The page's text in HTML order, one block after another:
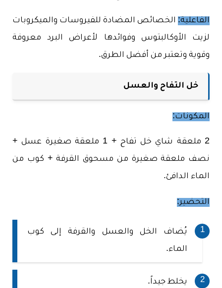
الفاعلية: الخصائص المضادة للفيروسات والميكروبات
لزيت الأوكالبتوس وفوائدها لأعراض البرد معروفة
وقوية وتعتبر من أفضل الطرق.
خل التفاح والعسل
المكونات:
2 ملعقة شاي خل تفاح + 1 ملعقة صغيرة عسل +
نصف ملعقة صغيرة من مسحوق القرفة + كوب من
الماء الدافئ.
التحضير:
يُضاف الخل والعسل والقرفة إلى كوب
الماء.
يخلط جيداً.